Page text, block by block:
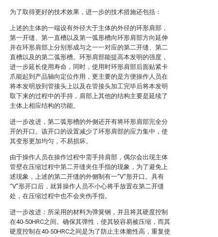
为了取得更好的技术效果，进一步的技术措施还包括：
上述的主体的一端设有外径大于主体的外径的环形肩部，
第一开缝、第一直槽以及第一弧形槽向环形肩部方向延伸
并在环形肩部上分别形成与之一一对应的第二开缝、第二
直槽以及的第二弧形槽。环形肩部能提高本发明的强度，
进一步延长使用寿命，同时，使用时环形肩部后面贴紧卡
爪能起到产品轴向定位作用，更主要的是方便操作人员在
将本发明放到管接头上以及在管接头加工完毕后将本发明
取下来的过程中的手持，肩部上其他的结构主要是延续了
主体上相应结构的功能。
进一步改进，第二弧形槽的外侧还开有将环形肩部完全分
开的开口。该开口的设置减少了环形肩部的应力集中，使
其变形更加均匀，不易损坏。
由于操作人员在操作过程中需手持肩部，偶尔会出现主体
管壁在压缩过程中第二开缝夹住手指的现象，为了避免上
述现象，上述的第二开缝的外侧制有一“V”形开口。具有
“V”形开口后，就算操作人员不小心将手放置在第二开缝
处，在压缩过程中也不会夹伤手指。
进一步改进：所采用的材料为弹簧钢，并且将其硬度控制
在40-50HRC之间。确保其弹性，使其较容易被压缩，而其
硬度控制在40-50HRC之间是为了防止主体脆性高，重复使